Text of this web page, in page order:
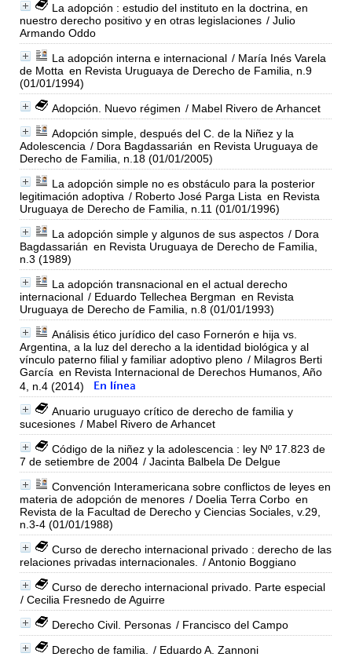
La adopción : estudio del instituto en la doctrina, en
nuestro derecho positivo y en otras legislaciones / Julio
Armando Oddo
La adopción interna e internacional / María Inés Varela
de Motta en Revista Uruguaya de Derecho de Familia, n.9
(01/01/1994)
Adopción. Nuevo régimen / Mabel Rivero de Arhancet
Adopción simple, después del C. de la Niñez y la
Adolescencia / Dora Bagdassarián en Revista Uruguaya de
Derecho de Familia, n.18 (01/01/2005)
La adopción simple no es obstáculo para la posterior
legitimación adoptiva / Roberto José Parga Lista en Revista
Uruguaya de Derecho de Familia, n.11 (01/01/1996)
La adopción simple y algunos de sus aspectos / Dora
Bagdassarián en Revista Uruguaya de Derecho de Familia,
n.3 (1989)
La adopción transnacional en el actual derecho
internacional / Eduardo Tellechea Bergman en Revista
Uruguaya de Derecho de Familia, n.8 (01/01/1993)
Análisis ético jurídico del caso Fornerón e hija vs.
Argentina, a la luz del derecho a la identidad biológica y al
vínculo paterno filial y familiar adoptivo pleno / Milagros Berti
García en Revista Internacional de Derechos Humanos, Año
4, n.4 (2014)
Anuario uruguayo crítico de derecho de familia y
sucesiones / Mabel Rivero de Arhancet
Código de la niñez y la adolescencia : ley Nº 17.823 de
7 de setiembre de 2004 / Jacinta Balbela De Delgue
Convención Interamericana sobre conflictos de leyes en
materia de adopción de menores / Doelia Terra Corbo en
Revista de la Facultad de Derecho y Ciencias Sociales, v.29,
n.3-4 (01/01/1988)
Curso de derecho internacional privado : derecho de las
relaciones privadas internacionales.
/ Antonio Boggiano
Curso de derecho internacional privado. Parte especial
/ Cecilia Fresnedo de Aguirre
Derecho Civil. Personas / Francisco del Campo
Derecho de familia.
/ Eduardo A. Zannoni